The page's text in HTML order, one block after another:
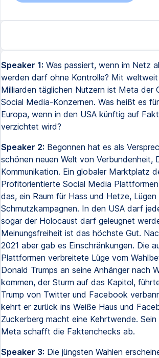
Speaker 1: Was passiert, wenn im Netz
werden darf ohne Kontrolle? Mit
Milliarden täglichen Nutzern ist Meta der
Social Media-Konzernen. Was heißt es
Europa, wenn in den USA künftig auf
verzichtet wird?
Speaker 2: Begonnen hat es als
schönen neuen Welt von Verbundenheit,
Kommunikation. Ein globaler Marktplatz
Profitorientierte Social Media
das, ein Raum für Hass und Hetze, Lügen
Schmutzkampagnen. In den USA darf
sogar der Holocaust darf geleugnet
Meinungsfreiheit ist das höchste Gut.
2021 aber gab es Einschränkungen. Die
Plattformen verbreitete Lüge vom
Donald Trumps an seine Anhänger nach
kommen, der Sturm auf das Kapitol,
Trump von Twitter und Facebook
kehrt er zurück ins Weiße Haus und
Zuckerberg macht eine Kehrtwende.
Meta schafft die Faktenchecks ab.
Speaker 3: Die jüngsten Wahlen